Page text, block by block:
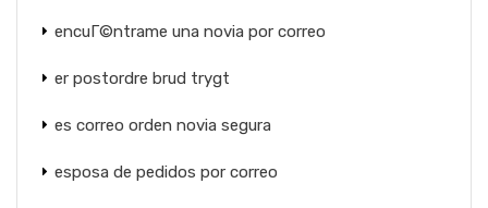
encuГ©ntrame una novia por correo
er postordre brud trygt
es correo orden novia segura
esposa de pedidos por correo